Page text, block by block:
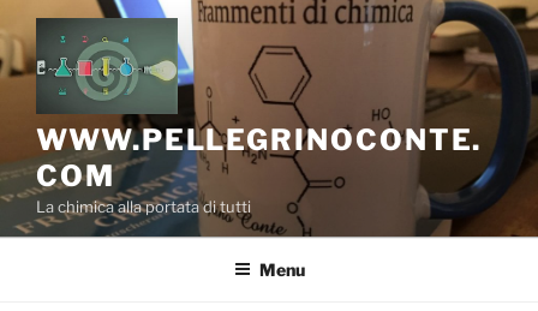
Salta
al
contenuto
WWW.PELLEGRINOCONTE.
COM
La chimica alla portata di tutti
Menu